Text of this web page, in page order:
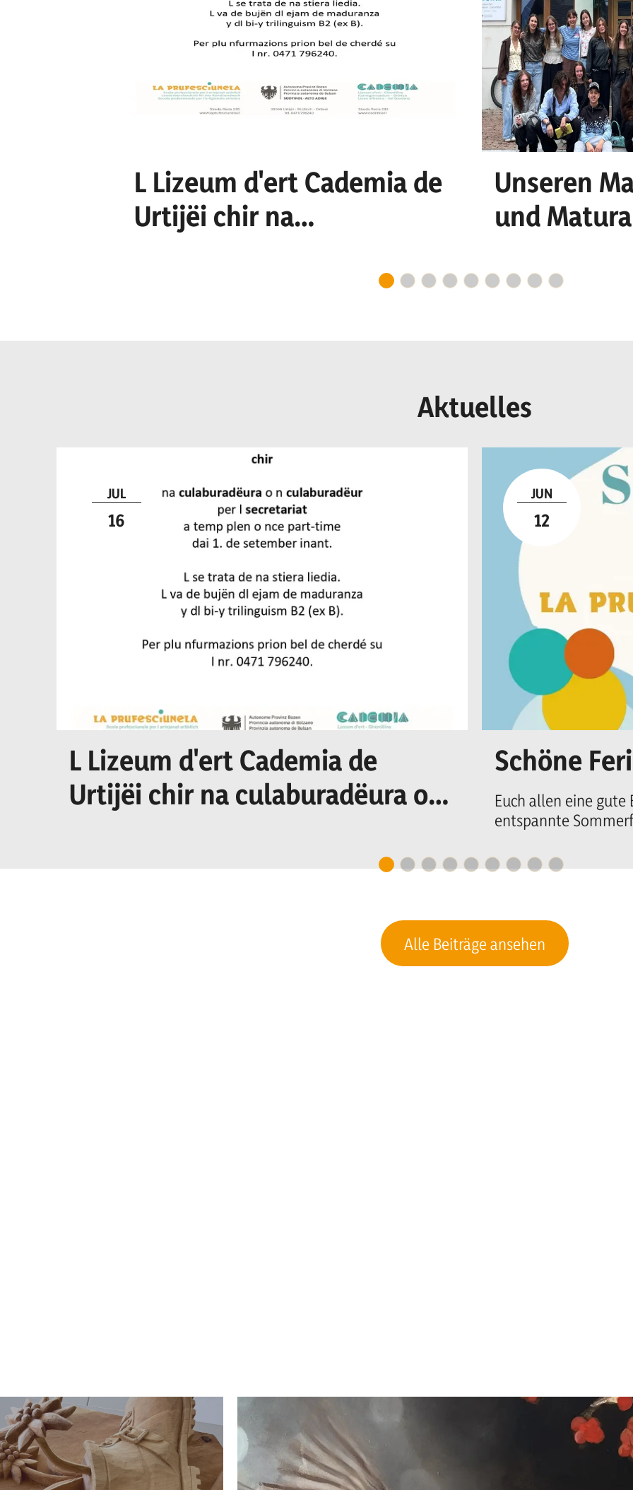
L Lizeum d'ert Cademia de
Urtijëi chir na
Unseren
und
Aktuelles
JUL
16
L Lizeum d'ert Cademia de
Urtijëi chir na culaburadëura o n
JUN
12
Schöne
Euch allen eine
entspannte
Alle Beiträge ansehen